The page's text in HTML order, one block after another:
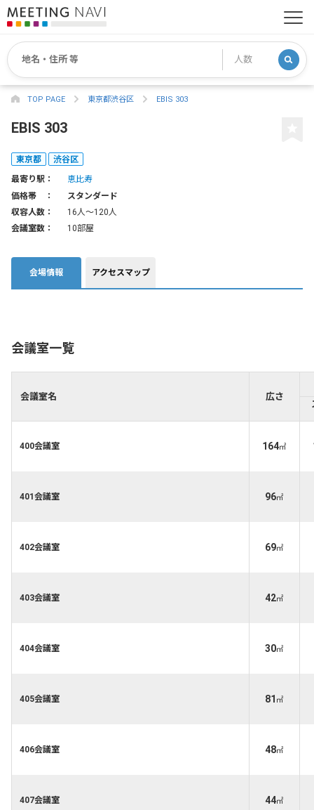
TOP PAGE 東京都渋谷区 EBIS 303
EBIS 303
東京都 渋谷区
最寄り駅：
恵比寿
価格帯 ：
スタンダード
収容人数：
16人〜120人
会議室数：
10部屋
会場情報 アクセスマップ
会議室一覧
会議室名 広さ
400会議室 164㎡
401会議室 96㎡
402会議室 69㎡
403会議室 42㎡
404会議室 30㎡
405会議室 81 ㎡
406会議室 48㎡
407会議室 44㎡